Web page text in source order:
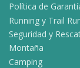
Política de
Running y Trail
Seguridad y
Montaña
Camping